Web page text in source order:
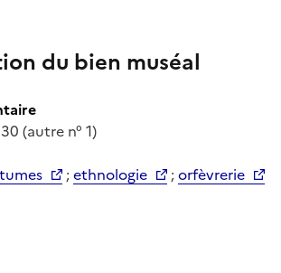
du bien muséal
(autre n° 1)
;ethnologie ;orfèvrerie